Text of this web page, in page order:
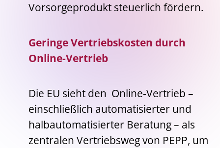
Vorsorgeprodukt steuerlich fördern.
Geringe Vertriebskosten durch
Online-Vertrieb
Die EU sieht den Online-Vertrieb –
einschließlich automatisierter und
halbautomatisierter Beratung – als
zentralen Vertriebsweg von PEPP, um